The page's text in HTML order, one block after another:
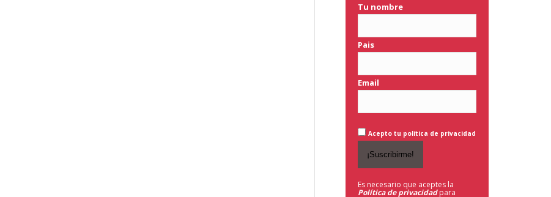
Tu nombre
Pais
Email
Acepto tu política de privacidad
Es necesario que aceptes la
Política de privacidad para